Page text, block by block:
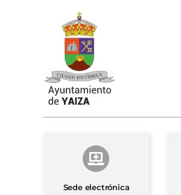
Sede electrónica